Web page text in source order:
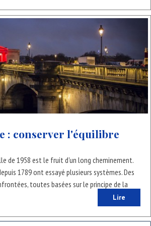
et aux Français ? Certains évoquent
constitution censée résoudre tous nos
que cette nouvelle constitution soit un
dit qu’elle ne pourrait pas, au contraire,
sous des airs de renouveau ? La méfiance
en sommes-nous arrivés là ?
: conserver l'équilibre
de 1958 est le fruit d'un long cheminement.
1789 ont essayé plusieurs systèmes. Des
toutes basées sur le principe de la
Lire